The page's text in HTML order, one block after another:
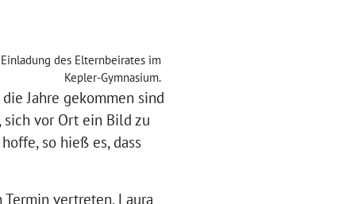
des Elternbeirates im
Kepler-Gymnasium.
Jahre gekommen sind
sich vor Ort ein Bild zu
so hieß es, dass
vertreten. Laura